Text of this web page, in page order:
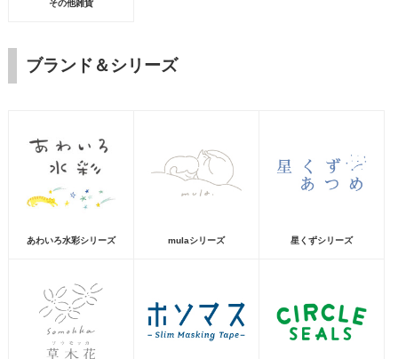
その他雑貨
ブランド＆シリーズ
あわいろ水彩シリーズ mulaシリーズ 星くずシリーズ